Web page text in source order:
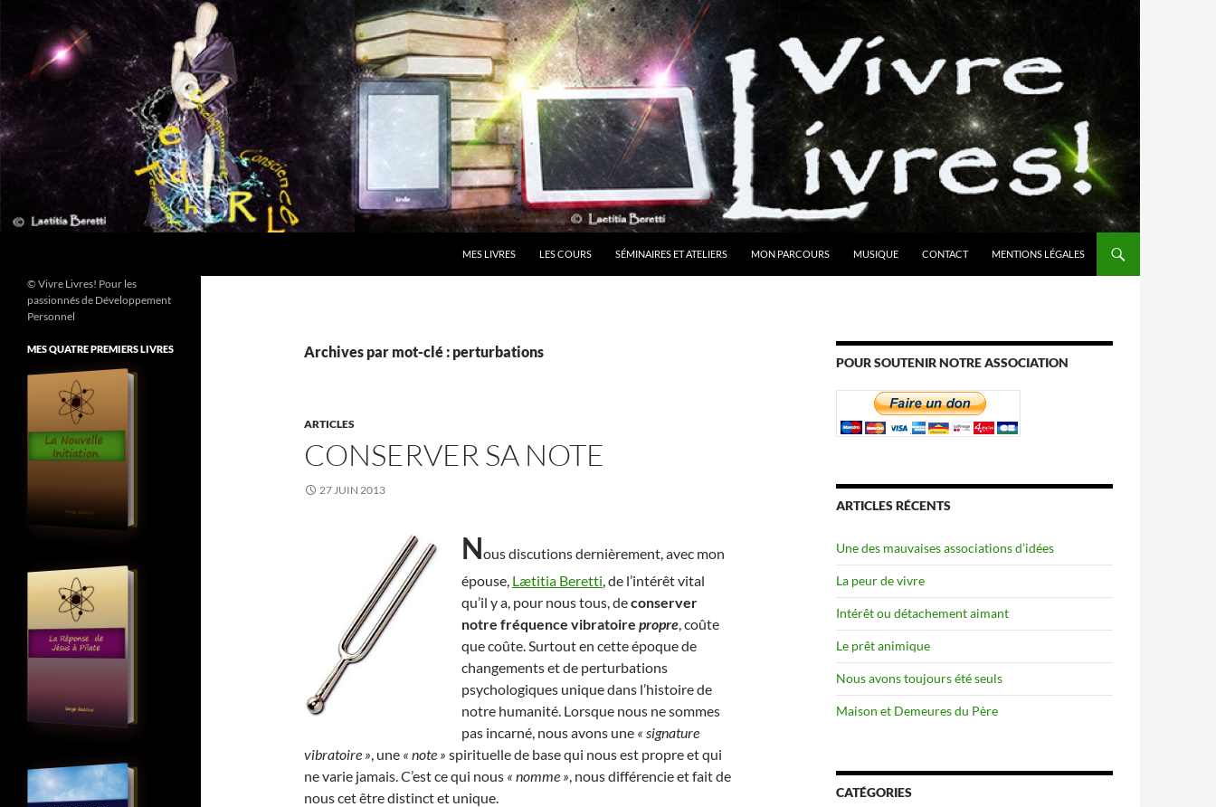
contenu
MES LIVRES LES COURS SÉMINAIRES ET ATELIERS MON PARCOURS MUSIQUE CONTACT MENTIONS LÉGALES
Archives par mot-clé : perturbations
ARTICLES
CONSERVER SA NOTE
27 JUIN 2013
Nous discutions dernièrement, avec mon
épouse, Lætitia Beretti, de l’intérêt vital
qu’il y a, pour nous tous, deconserver
notre fréquence vibratoire propre, coûte
que coûte. Surtout en cette époque de
changements et de perturbations
psychologiques unique dans l’histoire de
notre humanité. Lorsque nous ne sommes
pas incarné, nous avons une « signature
vibratoire », une « note » spirituelle de base qui nous est propre et qui
ne varie jamais. C’est ce qui nous « nomme », nous différencie et fait de
nous cet être distinct et unique.
POUR SOUTENIR NOTRE ASSOCIATION
ARTICLES RÉCENTS
Une des mauvaises associations d’idées
La peur de vivre
Intérêt ou détachement aimant
Le prêt animique
Nous avons toujours été seuls
Maison et Demeures du Père
CATÉGORIES
© Vivre Livres! Pour les
passionnés de Développement
Personnel
MES QUATRE PREMIERS LIVRES